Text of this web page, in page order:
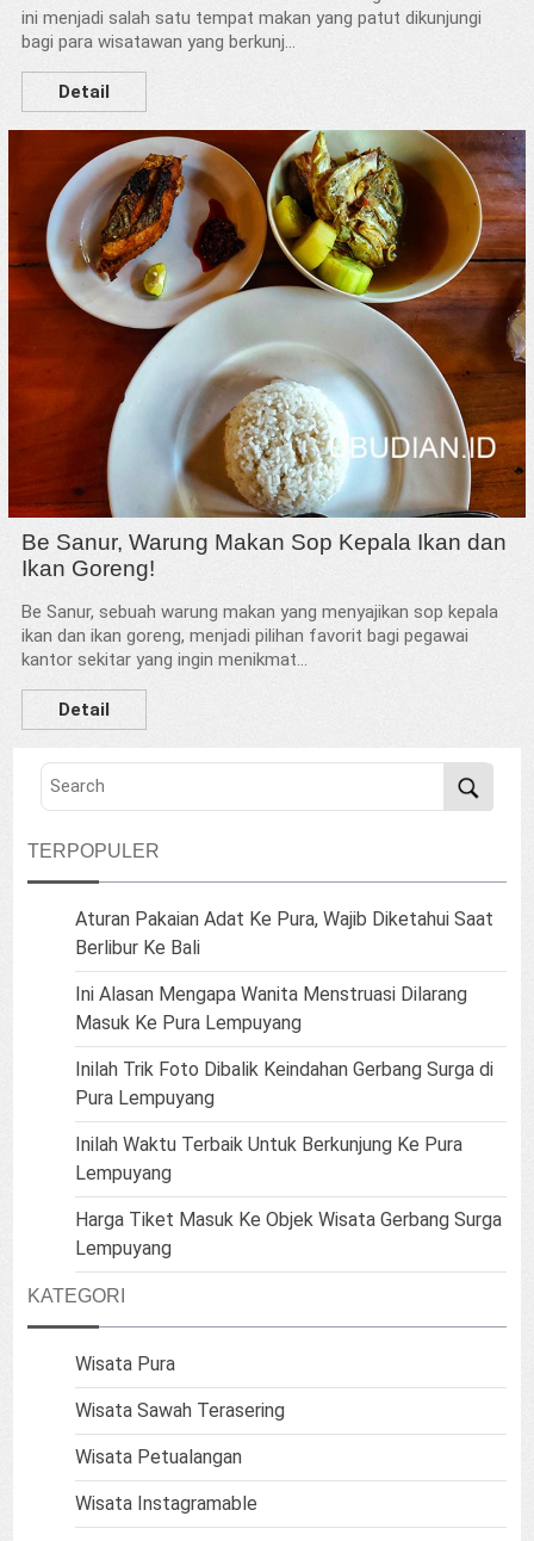
ini menjadi salah satu tempat makan yang patut dikunjungi
bagi para wisatawan yang berkunj...
Detail
Be Sanur, Warung Makan Sop Kepala Ikan dan
Ikan Goreng!
Be Sanur, sebuah warung makan yang menyajikan sop kepala
ikan dan ikan goreng, menjadi pilihan favorit bagi pegawai
kantor sekitar yang ingin menikmat...
Detail
TERPOPULER
Aturan Pakaian Adat Ke Pura, Wajib Diketahui Saat
Berlibur Ke Bali
Ini Alasan Mengapa Wanita Menstruasi Dilarang
Masuk Ke Pura Lempuyang
Inilah Trik Foto Dibalik Keindahan Gerbang Surga di
Pura Lempuyang
Inilah Waktu Terbaik Untuk Berkunjung Ke Pura
Lempuyang
Harga Tiket Masuk Ke Objek Wisata Gerbang Surga
Lempuyang
KATEGORI
Wisata Pura
Wisata Sawah Terasering
Wisata Petualangan
Wisata Instagramable